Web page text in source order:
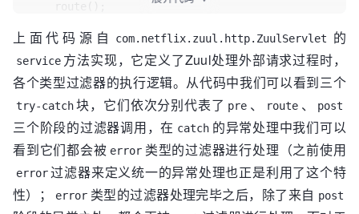
    error(e);
    postRoute();
return;
try {
    postRoute();
} catch (ZuulException e) {
    error(e);
return
;
上面代码源自 com.netflix.zuul.http.ZuulServlet 的
service 方法实现，它定义了Zuul处理外部请求过程时，
各个类型过滤器的执行逻辑。从代码中我们可以看到三个
try-catch 块，它们依次分别代表了 pre 、 route 、 post
三个阶段的过滤器调用，在 catch 的异常处理中我们可以
看到它们都会被 error 类型的过滤器进行处理（之前使用
error 过滤器来定义统一的异常处理也正是利用了这个特
性）；
error 类型的过滤器处理完毕之后，除了来自 post